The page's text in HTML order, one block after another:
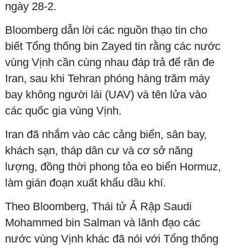
ngày 28-2.
Bloomberg dẫn lời các nguồn thạo tin cho
biết Tổng thống bin Zayed tin rằng các nước
vùng Vịnh cần cùng nhau đáp trả để răn đe
Iran, sau khi Tehran phóng hàng trăm máy
bay không người lái (UAV) và tên lửa vào
các quốc gia vùng Vịnh.
Iran đã nhắm vào các cảng biển, sân bay,
khách sạn, tháp dân cư và cơ sở năng
lượng, đồng thời phong tỏa eo biển Hormuz,
làm gián đoạn xuất khẩu dầu khí.
Theo Bloomberg, Thái tử Ả Rập Saudi
Mohammed bin Salman và lãnh đạo các
nước vùng Vịnh khác đã nói với Tổng thống